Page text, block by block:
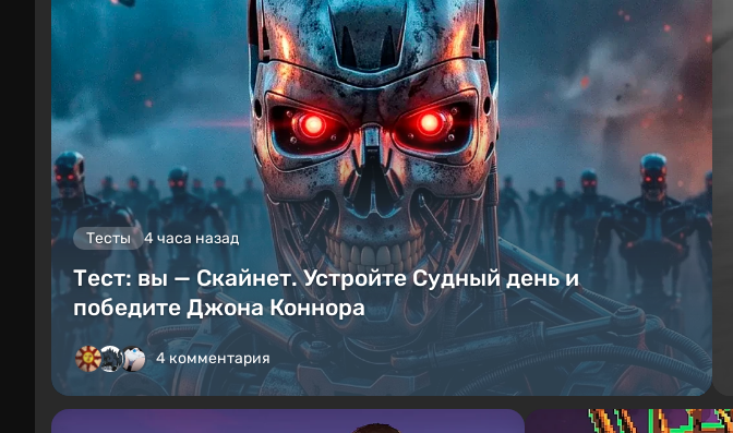
Тесты 4 часа назад
Тест: вы — Скайнет. Устройте Судный день и
победите Джона Коннора
4 комментария